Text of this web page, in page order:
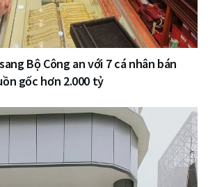
Bộ Công an với 7 cá nhân bán
gốc hơn 2.000 tỷ